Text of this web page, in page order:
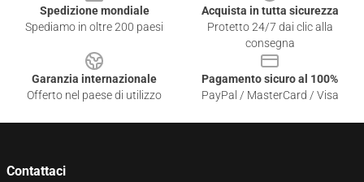
Spedizione mondiale
Spediamo in oltre 200 paesi
Acquista in tutta sicurezza
Protetto 24/7 dai clic alla
consegna
Garanzia internazionale
Offerto nel paese di utilizzo
Pagamento sicuro al 100%
PayPal / MasterCard / Visa
Contattaci